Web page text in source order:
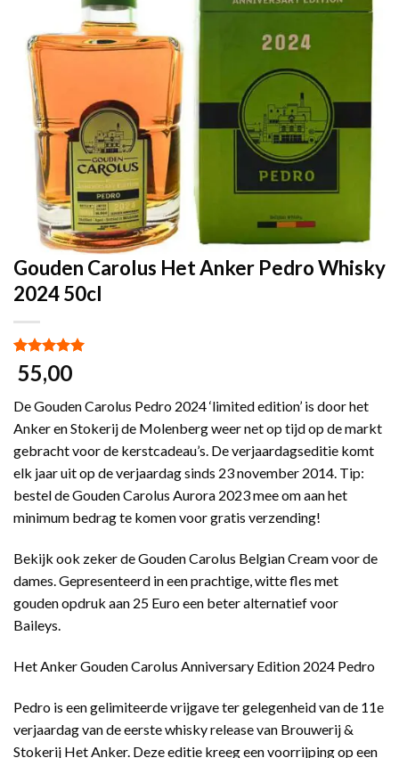
Gouden Carolus Het Anker Pedro Whisky
2024 50cl
Gewaardeerd
5.00op 5
op
1
klant
waardering
55,00
De Gouden Carolus Pedro 2024 ‘limited edition’ is door het
Anker en Stokerij de Molenberg weer net op tijd op de markt
gebracht voor de kerstcadeau’s. De verjaardagseditie komt
elk jaar uit op de verjaardag sinds 23 november 2014. Tip:
bestel de Gouden Carolus Aurora 2023 mee om aan het
minimum bedrag te komen voor gratis verzending!
Bekijk ook zeker de Gouden Carolus Belgian Cream voor de
dames. Gepresenteerd in een prachtige, witte fles met
gouden opdruk aan 25 Euro een beter alternatief voor
Baileys.
Het Anker Gouden Carolus Anniversary Edition 2024 Pedro
Pedro is een gelimiteerde vrijgave ter gelegenheid van de 11e
verjaardag van de eerste whisky release van Brouwerij &
Stokerij Het Anker. Deze editie kreeg een voorrijping op een